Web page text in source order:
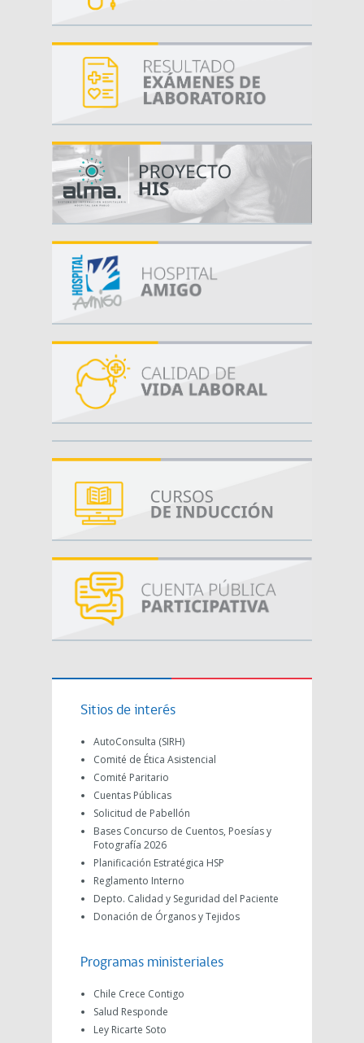
Sitios de interés
AutoConsulta (SIRH)
Comité de Ética Asistencial
Comité Paritario
Cuentas Públicas
Solicitud de Pabellón
Bases Concurso de Cuentos, Poesías y
Fotografía 2026
Planificación Estratégica HSP
Reglamento Interno
Depto. Calidad y Seguridad del Paciente
Donación de Órganos y Tejidos
Programas ministeriales
Chile Crece Contigo
Salud Responde
Ley Ricarte Soto